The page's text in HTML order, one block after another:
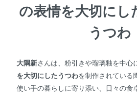
の表情を大切にし
うつわ
大隅新さんは、粉引きや瑠璃釉を中心
を大切にしたうつわを制作されている
使い手の暮らしに寄り添い、日々の食